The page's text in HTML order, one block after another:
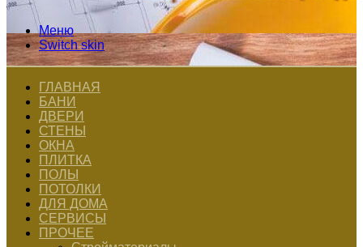
Меню
Switch skin
ГЛАВНАЯ
БАНИ
ДВЕРИ
СТЕНЫ
ОКНА
ПЛИТКА
ПОЛЫ
ПОТОЛКИ
ДЛЯ ДОМА
СЕРВИСЫ
ПРОЧЕЕ